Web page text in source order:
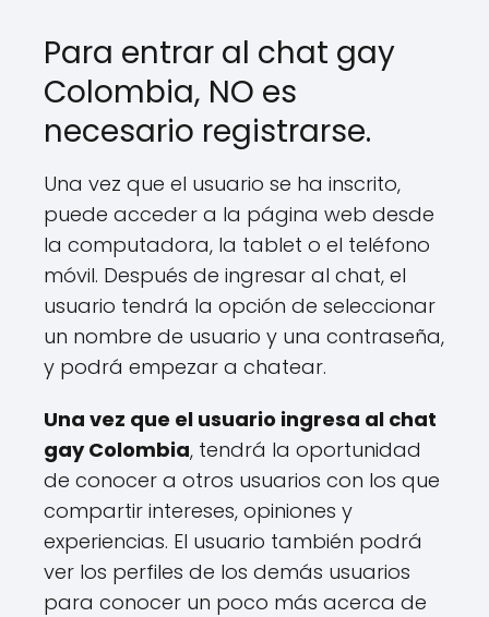
Para entrar al chat gay
Colombia, NO es
necesario registrarse.
Una vez que el usuario se ha inscrito,
puede acceder a la página web desde
la computadora, la tablet o el teléfono
móvil. Después de ingresar al chat, el
usuario tendrá la opción de seleccionar
un nombre de usuario y una contraseña,
y podrá empezar a chatear.
Una vez que el usuario ingresa al chat
gay Colombia, tendrá la oportunidad
de conocer a otros usuarios con los que
compartir intereses, opiniones y
experiencias. El usuario también podrá
ver los perfiles de los demás usuarios
para conocer un poco más acerca de